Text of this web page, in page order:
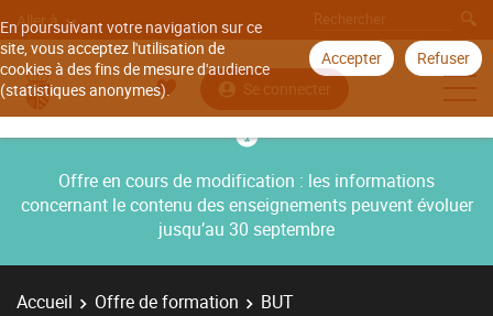
En poursuivant votre navigation sur ce
site, vous acceptez l'utilisation de
cookies à des fins de mesure d'audience
(statistiques anonymes).
Accepter Refuser
Aller à
Se connecter
Offre en cours de modification : les informations
concernant le contenu des enseignements peuvent évoluer
jusqu’au 30 septembre
Accueil Offre de formation
BUT